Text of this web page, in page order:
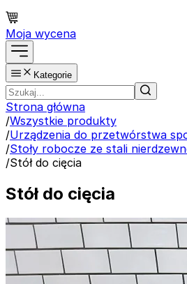
Moja wycena
Kategorie
Strona główna
/Wszystkie produkty
/Urządzenia do przetwórstwa
/Stoły robocze ze stali
/Stół do cięcia
Stół do cięcia